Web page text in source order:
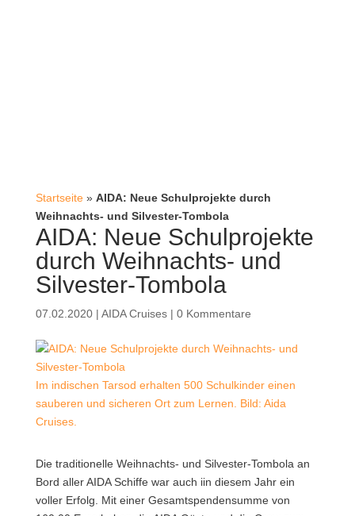
Startseite» AIDA: Neue Schulprojekte durch
Weihnachts- und Silvester-Tombola
AIDA: Neue Schulprojekte
durch Weihnachts- und
Silvester-Tombola
07.02.2020| AIDA Cruises| 0 Kommentare
Im indischen Tarsod erhalten 500 Schulkinder einen
sauberen und sicheren Ort zum Lernen. Bild: Aida
Cruises.
Die traditionelle Weihnachts- und Silvester-Tombola an
Bord aller AIDA Schiffe war auch iin diesem Jahr ein
voller Erfolg.
Mit einer Gesamtspendensumme von